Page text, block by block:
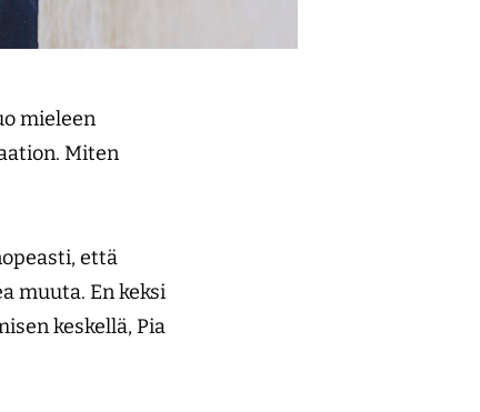
mieleen
Miten
että
muuta. En keksi
keskellä, Pia